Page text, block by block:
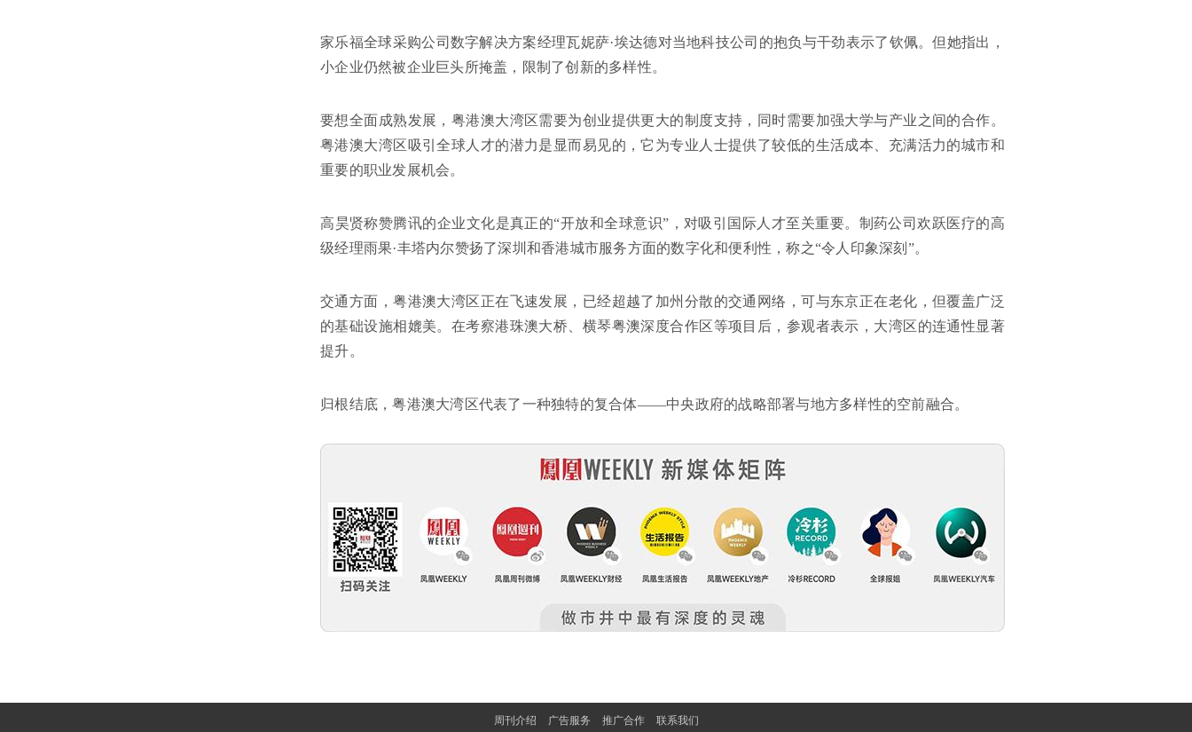
家乐福全球采购公司数字解决方案经理瓦妮萨·埃达德对当地科技公司的抱负与干劲表示了钦佩。但她指出，
小企业仍然被企业巨头所掩盖，限制了创新的多样性。
要想全面成熟发展，粤港澳大湾区需要为创业提供更大的制度支持，同时需要加强大学与产业之间的合作。
粤港澳大湾区吸引全球人才的潜力是显而易见的，它为专业人士提供了较低的生活成本、充满活力的城市和
重要的职业发展机会。
高昊贤称赞腾讯的企业文化是真正的“开放和全球意识”，对吸引国际人才至关重要。制药公司欢跃医疗的高
级经理雨果·丰塔内尔赞扬了深圳和香港城市服务方面的数字化和便利性，称之“令人印象深刻”。
交通方面，粤港澳大湾区正在飞速发展，已经超越了加州分散的交通网络，可与东京正在老化，但覆盖广泛
的基础设施相媲美。在考察港珠澳大桥、横琴粤澳深度合作区等项目后，参观者表示，大湾区的连通性显著
提升。
归根结底，粤港澳大湾区代表了一种独特的复合体——中央政府的战略部署与地方多样性的空前融合。
周刊介绍 广告服务 推广合作 联系我们